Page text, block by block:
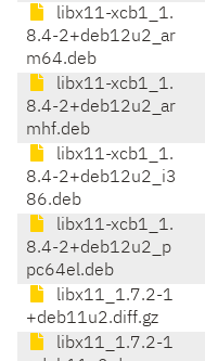
libx11-xcb1_1.
8.4-2+deb12u2_ar
m64.deb
libx11-xcb1_1.
8.4-2+deb12u2_ar
mhf.deb
libx11-xcb1_1.
8.4-2+deb12u2_i3
86.deb
libx11-xcb1_1.
8.4-2+deb12u2_p
pc64el.deb
libx11_1.7.2-1
+deb11u2.diff.gz
libx11_1.7.2-1